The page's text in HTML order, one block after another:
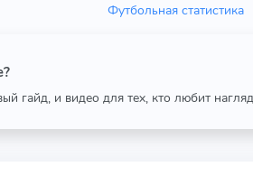
Футбольная статистика
гайд, и видео для тех, кто любит